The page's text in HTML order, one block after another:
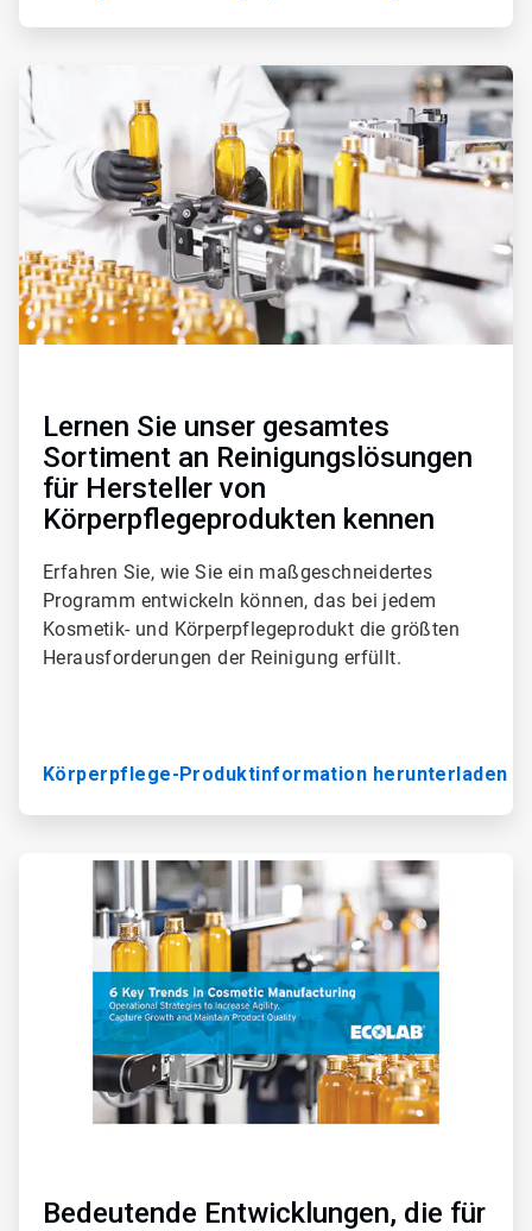
ArticleTile
von
Lernen Sie unser gesamtes
Sortiment an Reinigungslösungen
für Hersteller von
Körperpflegeprodukten kennen
Erfahren Sie, wie Sie ein maßgeschneidertes
Programm entwickeln können, das bei jedem
Kosmetik- und Körperpflegeprodukt die größten
Herausforderungen der Reinigung erfüllt.
Körperpflege-Produktinformation herunterladen
Bedeutende Entwicklungen, die für